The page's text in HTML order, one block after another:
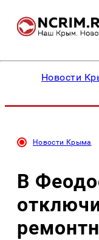
Новости
Новости Крыма
В